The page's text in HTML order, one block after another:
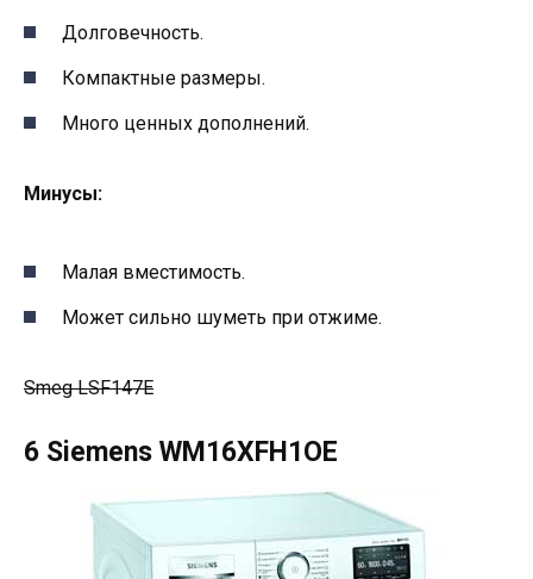
Долговечность.
Компактные размеры.
Много ценных дополнений.
Минусы:
Малая вместимость.
Может сильно шуметь при отжиме.
Smeg LSF147E
6 Siemens WM16XFH1OE